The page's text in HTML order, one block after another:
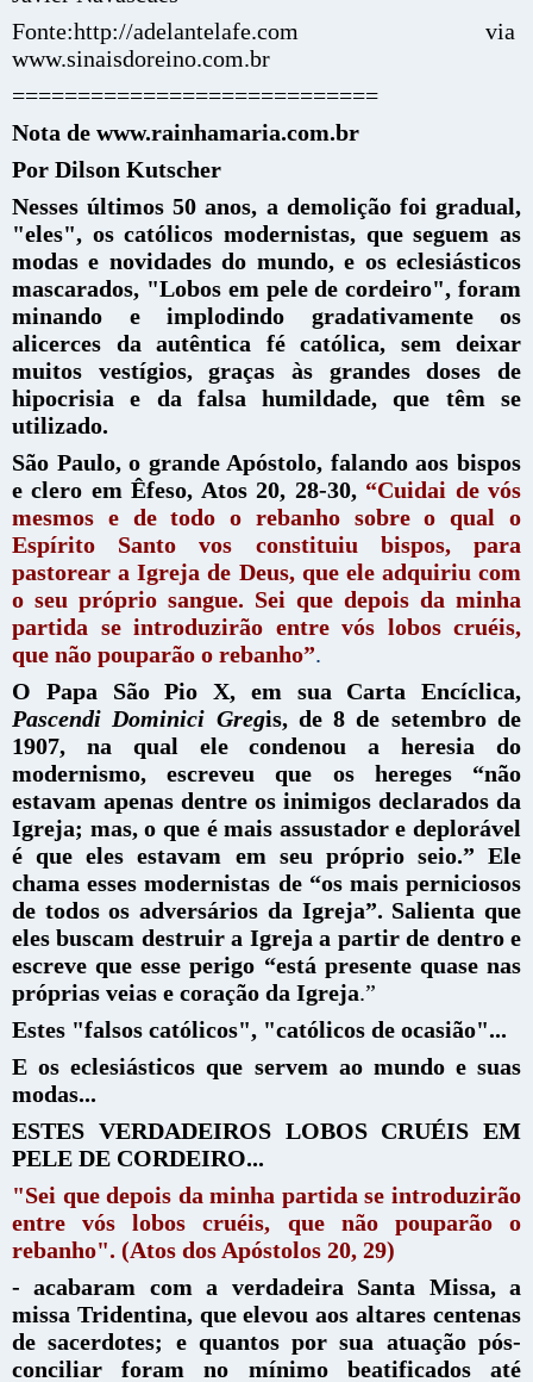
Fonte:http://adelantelafe.com via
www.sinaisdoreino.com.br
============================
Nota de www.rainhamaria.com.br
Por Dilson Kutscher
Nesses últimos 50 anos, a demolição foi gradual,
"eles", os católicos modernistas, que seguem as
modas e novidades do mundo, e os eclesiásticos
mascarados, "Lobos em pele de cordeiro", foram
minando e implodindo gradativamente os
alicerces da autêntica fé católica, sem deixar
muitos vestígios, graças às grandes doses de
hipocrisia e da falsa humildade, que têm se
utilizado.
São Paulo, o grande Apóstolo, falando aos bispos
e clero em Êfeso, Atos 20, 28-30, “Cuidai de vós
mesmos e de todo o rebanho sobre o qual o
Espírito Santo vos constituiu bispos, para
pastorear a Igreja de Deus, que ele adquiriu com
o seu próprio sangue. Sei que depois da minha
partida se introduzirão entre vós lobos cruéis,
que não pouparão o rebanho”.
O Papa São Pio X, em sua Carta Encíclica,
Pascendi Dominici Gregis, de 8 de setembro de
1907, na qual ele condenou a heresia do
modernismo, escreveu que os hereges
“não
estavam apenas dentre os inimigos declarados da
Igreja; mas, o que é mais assustador e deplorável
é que eles estavam em seu próprio seio.” Ele
chama esses modernistas de “os mais perniciosos
de todos os adversários da Igreja”. Salienta que
eles buscam destruir a Igreja a partir de dentro e
escreve que esse perigo “está presente quase nas
próprias veias e coração da Igreja.”
Estes "falsos católicos", "católicos de ocasião"...
E os eclesiásticos que servem ao mundo e suas
modas...
ESTES VERDADEIROS LOBOS CRUÉIS EM
PELE DE CORDEIRO...
"Sei que depois da minha partida se introduzirão
entre vós lobos cruéis, que não pouparão o
rebanho". (Atos dos Apóstolos 20, 29)
- acabaram com a verdadeira Santa Missa, a
missa Tridentina, que elevou aos altares centenas
de sacerdotes; e quantos por sua atuação pós-
conciliar foram no mínimo beatificados até